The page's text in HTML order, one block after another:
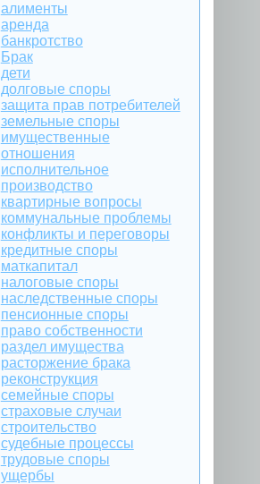
алименты
аренда
банкротство
Брак
дети
долговые споры
защита прав потребителей
земельные споры
имущественные
отношения
исполнительное
производство
квартирные вопросы
коммунальные проблемы
конфликты и переговоры
кредитные споры
маткапитал
налоговые споры
наследственные споры
пенсионные споры
право собственности
раздел имущества
расторжение брака
реконструкция
семейные споры
страховые случаи
строительство
судебные процессы
трудовые споры
ущербы